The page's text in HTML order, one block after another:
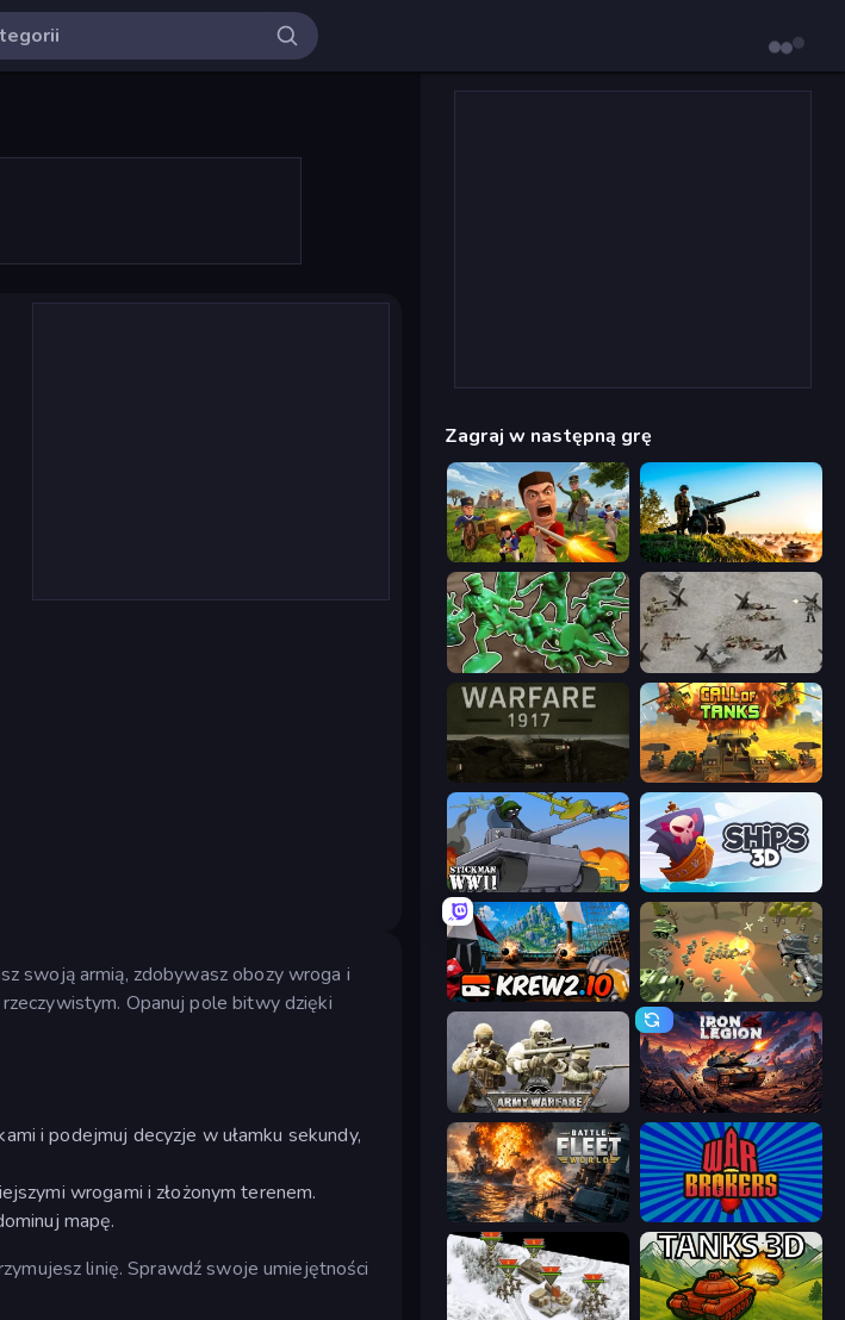
swoją armią, zdobywasz obozy wroga i
Opanuj pole bitwy dzięki
i podejmuj decyzje w ułamku sekundy,
wrogami i złożonym terenem.
mapę.
linię. Sprawdź swoje umiejętności
Zagraj w następną grę
Redcoats.io Artillery Vs Tanks
Soldiers - Capture and Control! Warfare 1944
Warfare 1917 Call of Tanks
Stickman WW2 Ships 3D
Krew.io WW1 Battle Simulator
Army Warfare Iron Legion
Battle Fleet World War Brokers